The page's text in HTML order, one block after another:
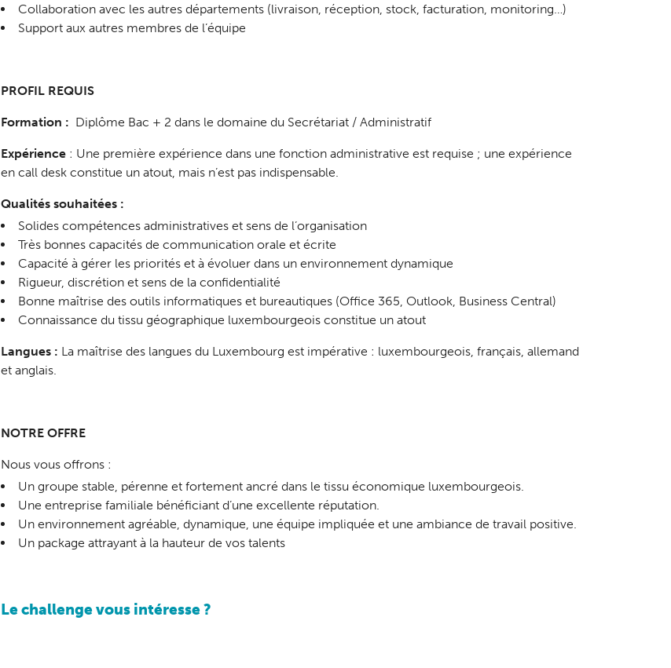
Collaboration avec les autres départements (livraison, réception, stock, facturation, monitoring…)
Support aux autres membres de l’équipe
PROFIL REQUIS
Formation : Diplôme Bac + 2 dans le domaine du Secrétariat / Administratif
Expérience : Une première expérience dans une fonction administrative est requise ; une expérience
en call desk constitue un atout, mais n’est pas indispensable.
Qualités souhaitées :
Solides compétences administratives et sens de l’organisation
Très bonnes capacités de communication orale et écrite
Capacité à gérer les priorités et à évoluer dans un environnement dynamique
Rigueur, discrétion et sens de la confidentialité
Bonne maîtrise des outils informatiques et bureautiques (Office 365, Outlook, Business Central)
Connaissance du tissu géographique luxembourgeois constitue un atout
Langues : La maîtrise des langues du Luxembourg est impérative : luxembourgeois, français, allemand
et anglais.
NOTRE OFFRE
Nous vous offrons :
Un groupe stable, pérenne et fortement ancré dans le tissu économique luxembourgeois.
Une entreprise familiale bénéficiant d’une excellente réputation.
Un environnement agréable, dynamique, une équipe impliquée et une ambiance de travail positive.
Un package attrayant à la hauteur de vos talents
Le challenge vous intéresse ?